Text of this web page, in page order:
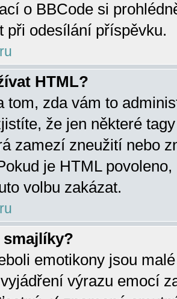
o BBCode si
při odesílání příspěvku.
HTML?
tom, zda vám to
že jen některé
zamezí zneužití nebo
je HTML
volbu zakázat.
emotikony jsou
výrazu emocí